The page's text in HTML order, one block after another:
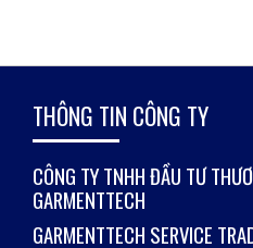
THÔNG TIN CÔNG TY
CÔNG TY TNHH ĐẦU TƯ
GARMENTTECH
GARMENTTECH SERVICE